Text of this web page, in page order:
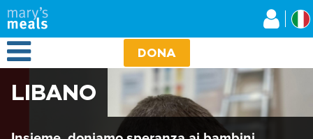
Salta
al
contenuto
principale
Open Menu DONA
LIBANO